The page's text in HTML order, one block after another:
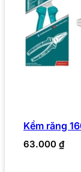
Kềm răng
63.000 ₫